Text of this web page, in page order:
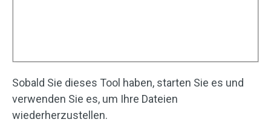
Sobald Sie dieses Tool haben, starten Sie es und
verwenden Sie es, um Ihre Dateien
wiederherzustellen.